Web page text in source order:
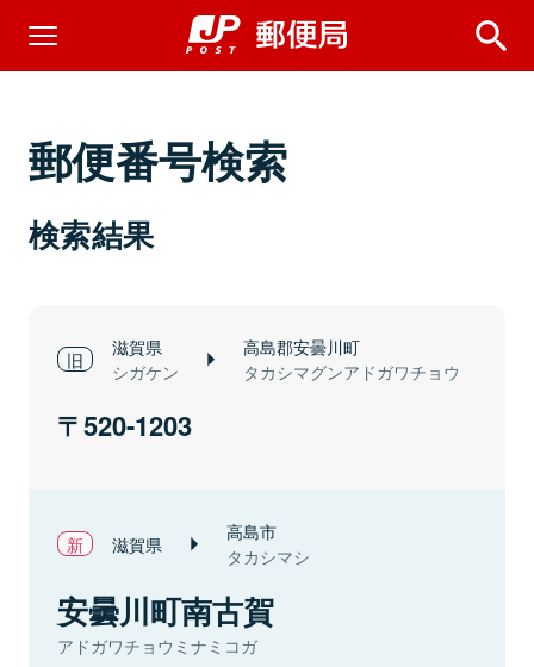
郵便番号検索
検索結果
滋賀県
シガケン
高島郡安曇川町
タカシマグンアドガワチョウ
520-1203
滋賀県 高島市
タカシマシ
安曇川町南古賀
アドガワチョウミナミコガ